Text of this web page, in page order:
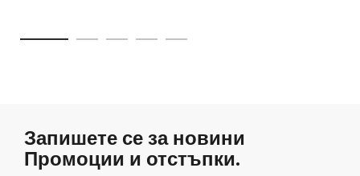
Запишете се за новини
Промоции и отстъпки.